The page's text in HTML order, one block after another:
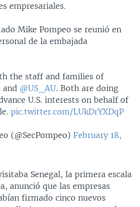
empresariales.
Mike Pompeo se reunió en
de la embajada
the staff and families of
and @US_AU. Both are doing
U.S. interests on behalf of
pic.twitter.com/LUkDrYXDqP
(@SecPompeo) February 18,
Senegal, la primera escala
anunció que las empresas
firmado cinco nuevos